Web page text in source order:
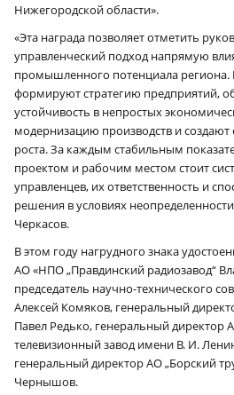
Нижегородской области».
«Эта награда позволяет отметить
управленческий подход напрямую
промышленного потенциала
формируют стратегию предприятий,
устойчивость в непростых
модернизацию производств и создают
роста. За каждым стабильным
проектом и рабочим местом стоит
управленцев, их ответственность и
решения в условиях
Черкасов.
В этом году нагрудного знака
АО «НПО „Правдинский радиозавод“
председатель научно-технического
Алексей Комяков, генеральный
Павел Редько, генеральный директор
телевизионный завод имени В. И.
генеральный директор АО „Борский
Чернышов.